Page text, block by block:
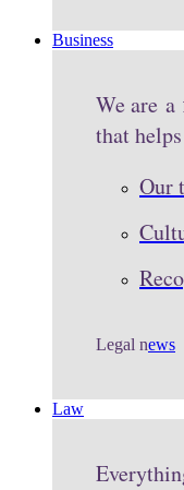
Business
We are a
that
Our
Legal news
Law